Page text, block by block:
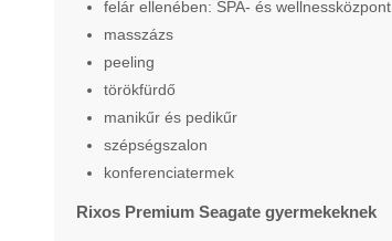
felár ellenében: SPA- és wellnessközpont
masszázs
peeling
törökfürdő
manikűr és pedikűr
szépségszalon
konferenciatermek
Rixos Premium Seagate gyermekeknek